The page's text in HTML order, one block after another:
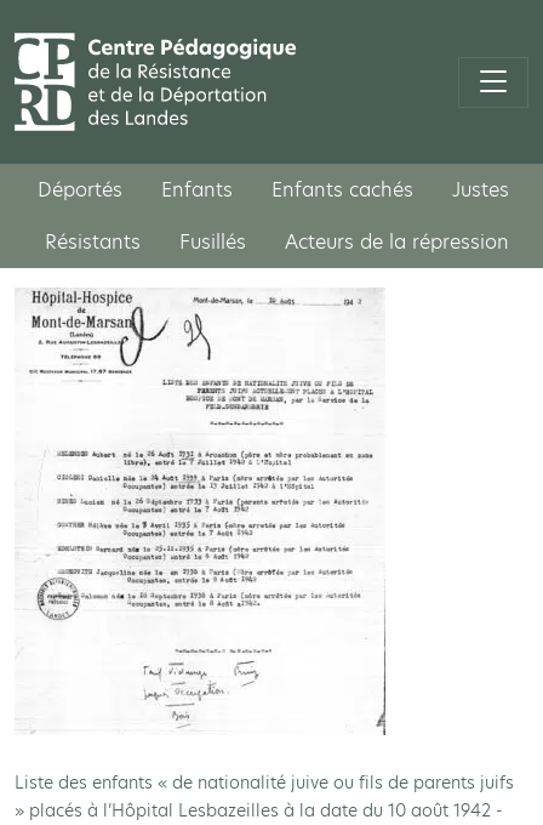
Déportés Enfants Enfants cachés
Justes
Résistants
Fusillés Acteurs de la répression
Liste des enfants « de nationalité juive ou fils de parents juifs
» placés à l’Hôpital Lesbazeilles à la date du 10 août 1942 -